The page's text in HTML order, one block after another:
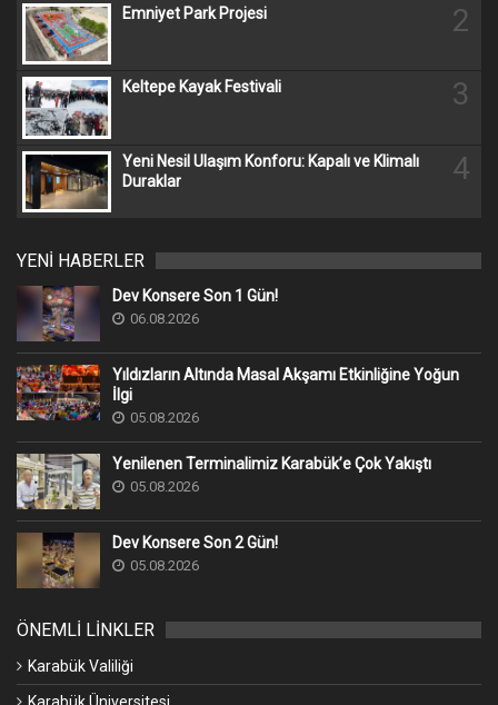
Emniyet Park Projesi 2
Keltepe Kayak Festivali 3
Yeni Nesil Ulaşım Konforu: Kapalı ve Klimalı
Duraklar
4
YENİ HABERLER
Dev Konsere Son 1️ Gün!
06.08.2026
Yıldızların Altında Masal Akşamı Etkinliğine Yoğun
İlgi
05.08.2026
Yenilenen Terminalimiz Karabük’e Çok Yakıştı
05.08.2026
Dev Konsere Son 2️ Gün!
05.08.2026
ÖNEMLİ LİNKLER
Karabük Valiliği
Karabük Üniversitesi